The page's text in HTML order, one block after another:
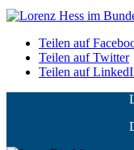
Teilen auf
Teilen auf Twitter
Teilen auf